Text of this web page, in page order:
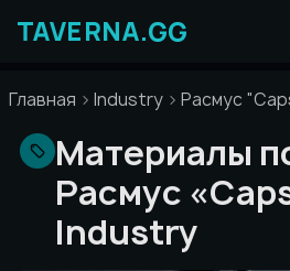
содержимому
Главная Industry Расмус
Материалы
Расмус
Industry